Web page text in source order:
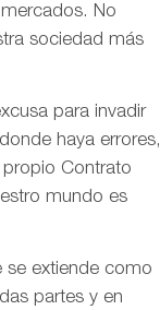
No
sociedad más
para invadir
haya errores,
Contrato
mundo es
se extiende como
partes y en